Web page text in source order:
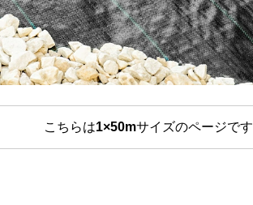
こちらは1×50mサイズのページです